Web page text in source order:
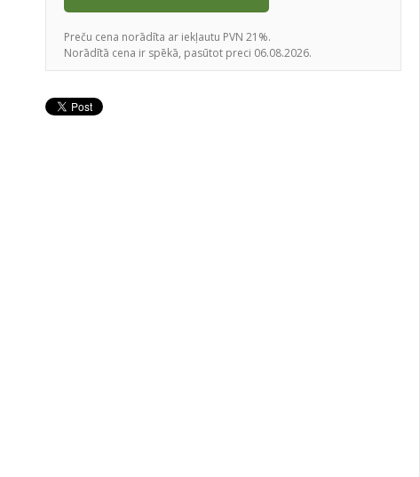
Preču cena norādīta ar iekļautu PVN 21%.
Norādītā cena ir spēkā, pasūtot preci 06.08.2026.